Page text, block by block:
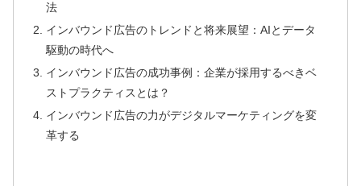
法
インバウンド広告のトレンドと将来展望：AIとデータ
駆動の時代へ
インバウンド広告の成功事例：企業が採用するべきベ
ストプラクティスとは？
インバウンド広告の力がデジタルマーケティングを変
革する